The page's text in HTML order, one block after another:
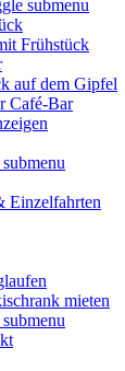
submenu
Frühstück
auf dem Gipfel
Café-Bar
Einzelfahrten
mieten